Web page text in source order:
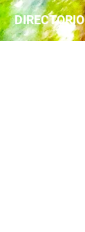
DIRECTORIO